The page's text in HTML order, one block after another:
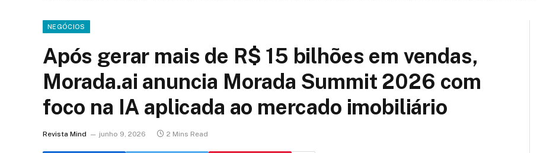
NEGÓCIOS
Após gerar mais de R$ 15 bilhões em vendas,
Morada.ai anuncia Morada Summit 2026 com
foco na IA aplicada ao mercado imobiliário
Revista Mind junho 9, 2026 2 Mins Read